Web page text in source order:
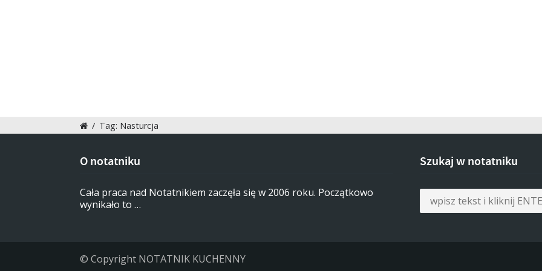
/ Tag: Nasturcja
O notatniku
Cała praca nad Notatnikiem zaczęła się w 2006 roku. Początkowo
wynikało to …
Szukaj w notatniku
© Copyright NOTATNIK KUCHENNY